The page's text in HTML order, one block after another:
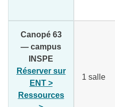
Canopé 63
— campus
INSPE
Réserver sur
ENT >
Ressources
1 salle